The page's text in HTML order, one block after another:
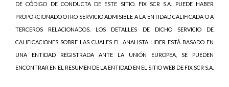
DE CÓDIGO DE CONDUCTA DE ESTE SITIO. FIX SCR S.A. PUEDE HABER
PROPORCIONADO OTRO SERVICIO ADMISIBLE A LA ENTIDAD CALIFICADA O A
TERCEROS RELACIONADOS. LOS DETALLES DE DICHO SERVICIO DE
CALIFICACIONES SOBRE LAS CUALES EL ANALISTA LIDER ESTÁ BASADO EN
UNA ENTIDAD REGISTRADA ANTE LA UNIÓN EUROPEA, SE PUEDEN
ENCONTRAR EN EL RESUMEN DE LA ENTIDAD EN EL SITIO WEB DE FIX SCR S.A.